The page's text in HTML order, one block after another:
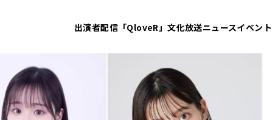
出演者配信「QloveR」文化放送ニュースイベント